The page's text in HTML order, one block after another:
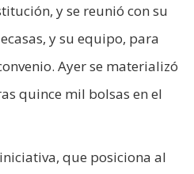
y se reunió con su
y su equipo, para
Ayer se materializó
quince mil bolsas en el
que posiciona al